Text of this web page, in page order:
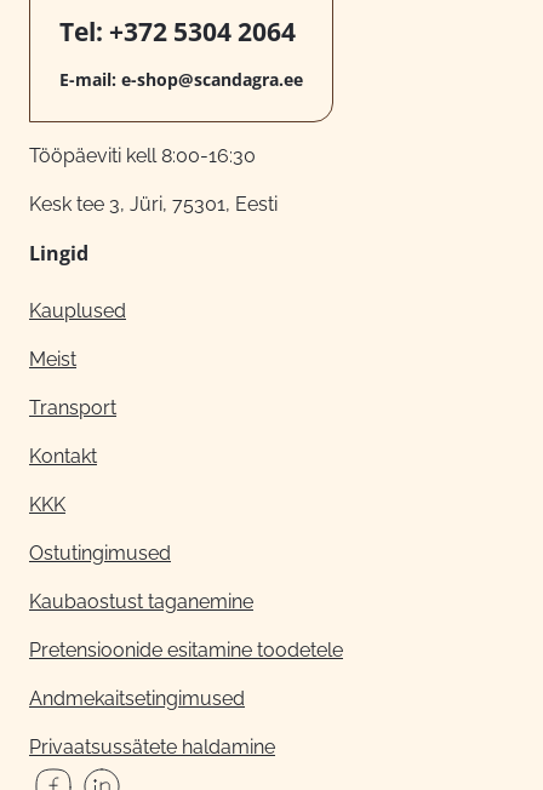
Tel: +372 5304 2064
E-mail: e-shop@scandagra.ee
Tööpäeviti kell 8:00-16:30
Kesk tee 3, Jüri, 75301, Eesti
Lingid
Kauplused
Meist
Transport
Kontakt
KKK
Ostutingimused
Kaubaostust taganemine
Pretensioonide esitamine toodetele
Andmekaitsetingimused
Privaatsussätete haldamine